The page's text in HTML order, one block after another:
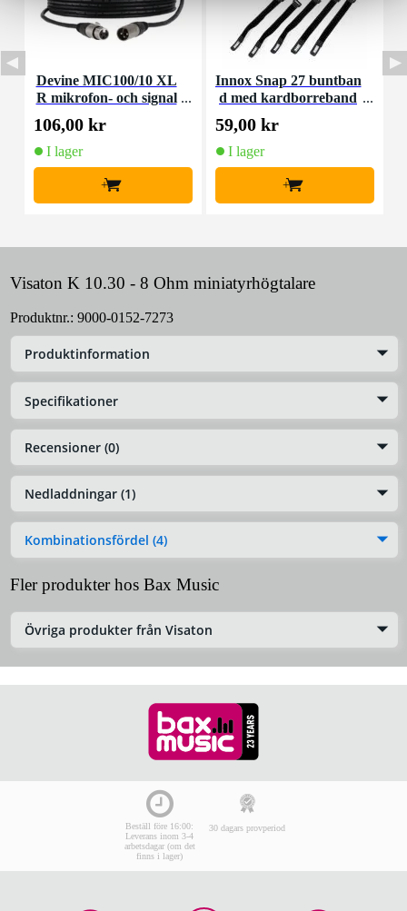
Devine MIC100/10 XL
R mikrofon- och signal
kabel 10 meter
106,00 kr
I lager
+
Innox Snap 27 buntban
d med kardborreband
59,00 kr
I lager
+
Visaton K 10.30 - 8 Ohm miniatyrhögtalare
Produktnr.: 9000-0152-7273
Produktinformation
Specifikationer
Recensioner (0)
Nedladdningar (1)
Kombinationsfördel (4)
Fler produkter hos Bax Music
Övriga produkter från Visaton
Beställ före 16:00:
Leverans inom 3-4
arbetsdagar (om det
finns i lager)
30 dagars provperiod